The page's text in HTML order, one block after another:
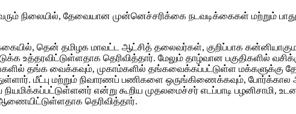
நிலையில், தேவையான முன்னெச்சரிக்கை நடவடிக்கைகள் மற்றும்
தென் தமிழக மாவட்ட ஆட்சித் தலைவர்கள், குறிப்பாக
உத்தரவிட்டுள்ளதாக தெரிவித்தார். மேலும் தாழ்வான பகுதிகளில்
தங்க வைக்கவும், முகாம்களில் தங்கவைக்கப்பட்டுள்ள மக்களுக்கு
மீட்பு மற்றும் நிவாரணப் பணிகளை ஒருங்கிணைக்கவும்,
என்று கூறிய முதலமைச்சர் எடப்பாடி பழனிசாமி,
தெரிவித்தார்.